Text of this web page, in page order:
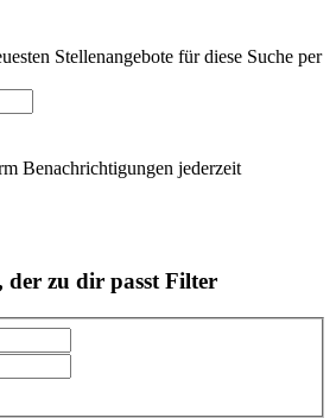
Stellenangebote für diese Suche per
Benachrichtigungen jederzeit
der zu dir passt Filter